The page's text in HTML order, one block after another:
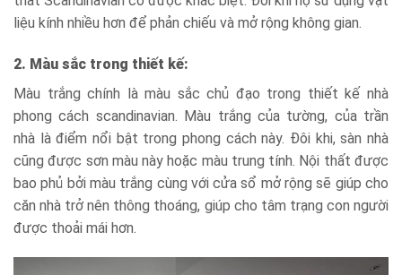
liệu kính nhiều hơn để phản chiếu và mở rộng không gian.
2. Màu sắc trong thiết kế:
Màu trắng chính là màu sắc chủ đạo trong thiết kế nhà
phong cách scandinavian. Màu trắng của tường, của trần
nhà là điểm nổi bật trong phong cách này. Đôi khi, sàn nhà
cũng được sơn màu này hoặc màu trung tính. Nội thất được
bao phủ bởi màu trắng cùng với cửa sổ mở rộng sẽ giúp cho
căn nhà trở nên thông thoáng, giúp cho tâm trạng con người
được thoải mái hơn.